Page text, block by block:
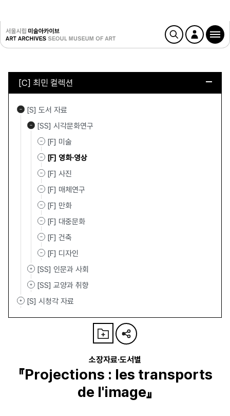
[C] 최민 컬렉션
[S] 도서 자료
[SS] 시각문화연구
[F] 미술
[F] 영화·영상
[F] 사진
[F] 매체연구
[F] 만화
[F] 대중문화
[F] 건축
[F] 디자인
[SS] 인문과 사회
[SS] 교양과 취향
[S] 시청각 자료
소장자료·도서별
『Projections : les transports
de l'image』